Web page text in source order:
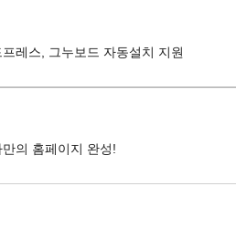
레스, 그누보드 자동설치 지원
의 홈페이지 완성!